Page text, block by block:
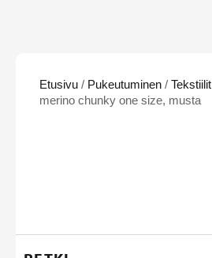
Etusivu / Pukeutuminen / Tekstiilit
merino chunky one size, musta